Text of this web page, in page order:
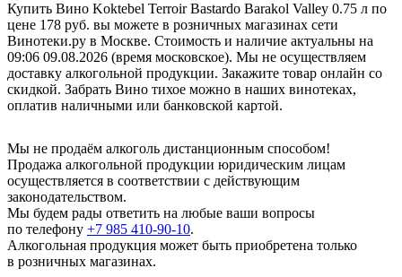
Купить Вино Koktebel Terroir Bastardo Barakol Valley 0.75 л по
цене 178 руб. вы можете в розничных магазинах сети
Винотеки.ру в Москве. Стоимость и наличие актуальны на
09:06 09.08.2026 (время московское). Мы не осуществляем
доставку алкогольной продукции. Закажите товар онлайн со
скидкой. Забрать Вино тихое можно в наших винотеках,
оплатив наличными или банковской картой.
Мы не продаём алкоголь дистанционным способом!
Продажа алкогольной продукции юридическим лицам
осуществляется в соответствии с действующим
законодательством.
Мы будем рады ответить на любые ваши вопросы
по телефону +7 985 410-90-10.
Алкогольная продукция может быть приобретена только
в розничных магазинах.